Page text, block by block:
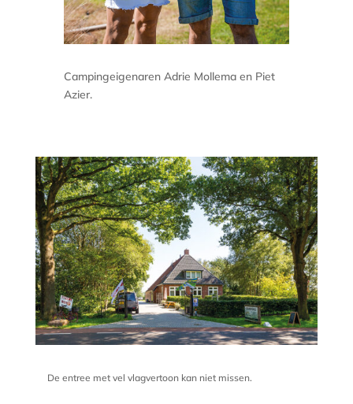
Campingeigenaren Adrie Mollema en Piet
Azier.
De entree met vel vlagvertoon kan niet missen.